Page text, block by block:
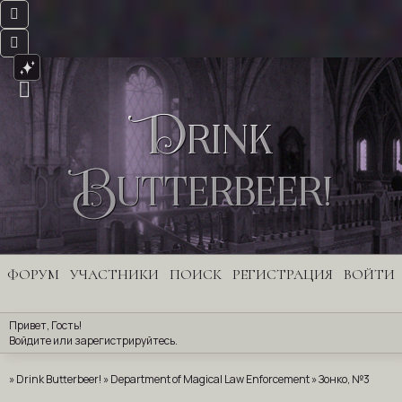
Drink
Butterbeer!
ФОРУМ УЧАСТНИКИ ПОИСК РЕГИСТРАЦИЯ ВОЙТИ
Привет, Гость!
Войдите или зарегистрируйтесь.
»Drink Butterbeer! »Department of Magical Law Enforcement»Зонко, №3